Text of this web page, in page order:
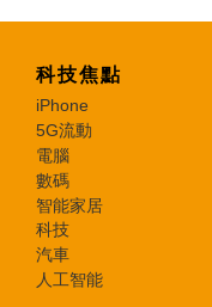
科技焦點
iPhone
5G流動
電腦
數碼
智能家居
科技
汽車
人工智能